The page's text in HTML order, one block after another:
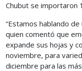
Chubut se importaron
“Estamos hablando
quien comentó que
expande sus hojas y
noviembre, para
diciembre para las